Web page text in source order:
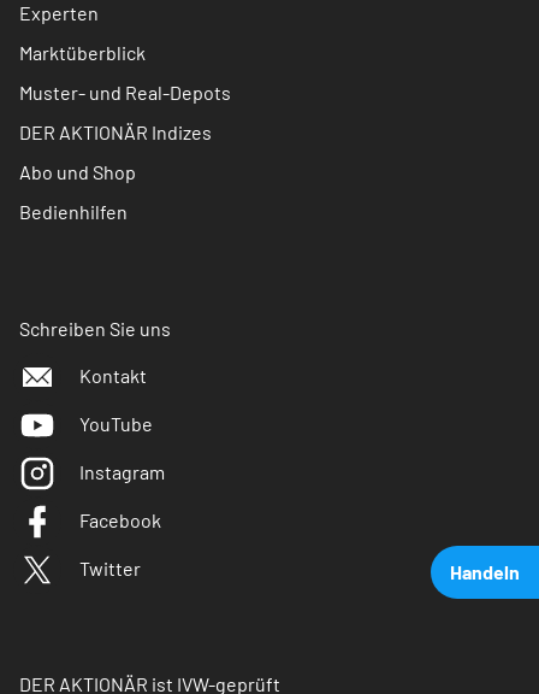
Handeln
Experten
Marktüberblick
Muster- und Real-Depots
DER AKTIONÄR Indizes
Abo und Shop
Bedienhilfen
Schreiben Sie uns
Kontakt
YouTube
Instagram
Facebook
Twitter
DER AKTIONÄR ist IVW-geprüft